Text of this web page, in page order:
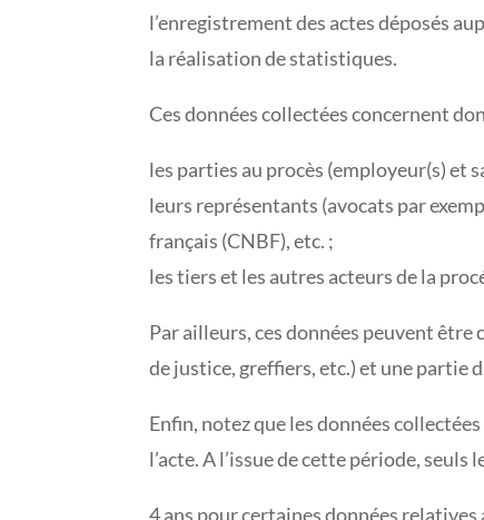
l’enregistrement des actes déposés
la réalisation de statistiques.
Ces données collectées concernent
les parties au procès (employeur(s) et
leurs représentants (avocats par
français (CNBF), etc. ;
les tiers et les autres acteurs de la
Par ailleurs, ces données peuvent
de justice, greffiers, etc.) et une partie
Enfin, notez que les données
l’acte. A l’issue de cette période,
4 ans pour certaines données